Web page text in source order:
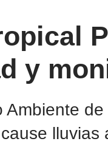
y
Ambiente